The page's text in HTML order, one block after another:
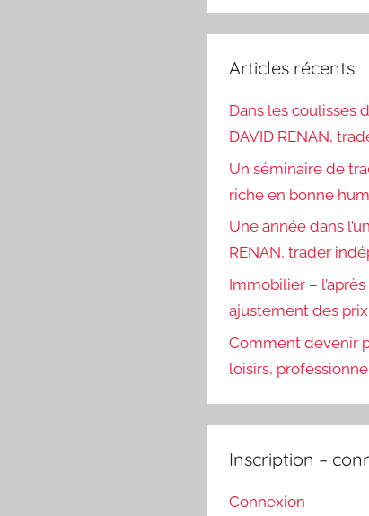
Articles récents
Dans les coulisses
DAVID RENAN,
Un séminaire de
riche en bonne
Une année dans
RENAN, trader
Immobilier –
ajustement des prix
Comment devenir
loisirs,
Inscription –
Connexion